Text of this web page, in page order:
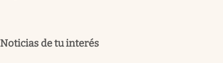
Noticias de tu interés